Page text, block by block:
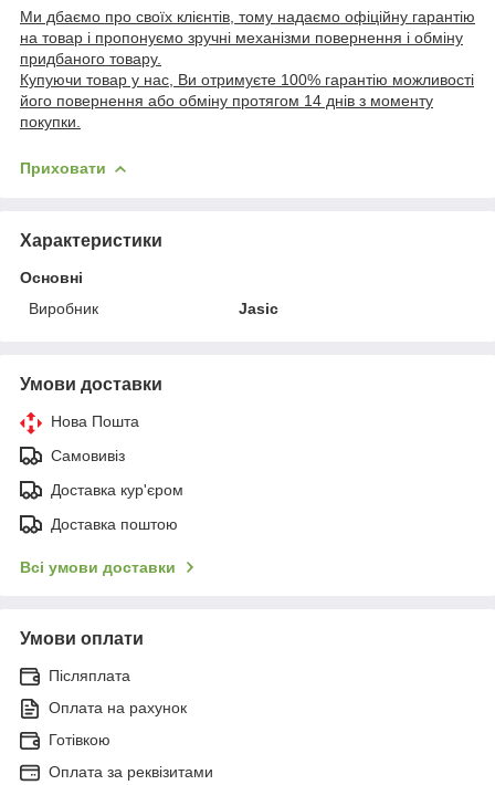
Ми дбаємо про своїх клієнтів, тому надаємо офіційну гарантію
на товар і пропонуємо зручні механізми повернення і обміну
придбаного товару.
Купуючи товар у нас, Ви отримуєте 100% гарантію можливості
його повернення або обміну протягом 14 днів з моменту
покупки.
Приховати
Характеристики
Основні
Виробник
Jasic
Умови доставки
Нова Пошта
Самовивіз
Доставка кур'єром
Доставка поштою
Всі умови доставки
Умови оплати
Післяплата
Оплата на рахунок
Готівкою
Оплата за реквізитами